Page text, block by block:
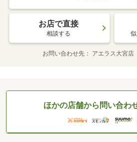
お店で直接
相談する
お問い合わせ先 アエラス大宮
ほかの店舗から問い合わ